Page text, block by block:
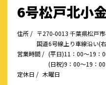
6号松戸北小
住所 / 〒270-0013 千葉県松戸
国道6号線上り車線沿い(
営業時間 / (平日)11：00～19：
(日祝)9：00～19：00
定休日 / 木曜日